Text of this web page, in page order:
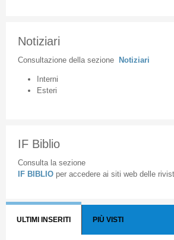
Notiziari
Consultazione della sezione Notiziari
Interni
Esteri
IF Biblio
Consulta la sezione
IF BIBLIO per accedere ai siti web delle
ULTIMI INSERITI PIÙ VISTI